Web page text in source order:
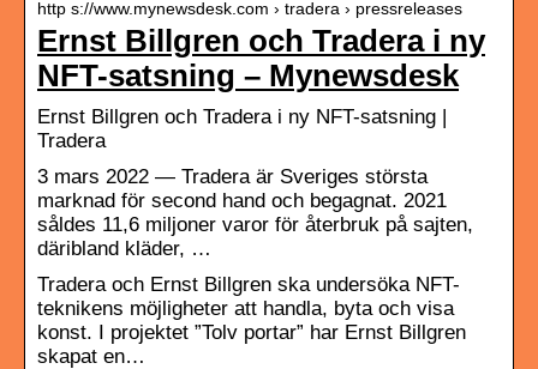
http s://www.mynewsdesk.com › tradera › pressreleases
Ernst Billgren och Tradera i ny
NFT-satsning – Mynewsdesk
Ernst Billgren och Tradera i ny NFT-satsning |
Tradera
3 mars 2022 — Tradera är Sveriges största
marknad för second hand och begagnat. 2021
såldes 11,6 miljoner varor för återbruk på sajten,
däribland kläder, …
Tradera och Ernst Billgren ska undersöka NFT-
teknikens möjligheter att handla, byta och visa
konst. I projektet ”Tolv portar” har Ernst Billgren
skapat en…